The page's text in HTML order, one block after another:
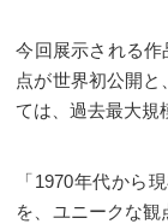
今回展示される
点が世界初公開と
ては、過去最大規
「1970年代から
を、ユニークな